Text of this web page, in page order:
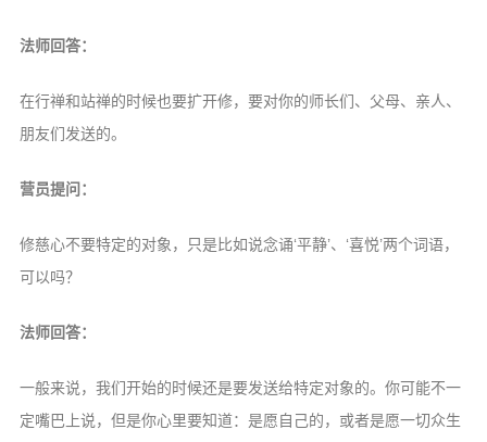
法师回答：
在行禅和站禅的时候也要扩开修，要对你的师长们、父母、亲人、
朋友们发送的。
营员提问：
修慈心不要特定的对象，只是比如说念诵‘平静’、‘喜悦’两个词语，
可以吗？
法师回答：
一般来说，我们开始的时候还是要发送给特定对象的。你可能不一
定嘴巴上说，但是你心里要知道：是愿自己的，或者是愿一切众生